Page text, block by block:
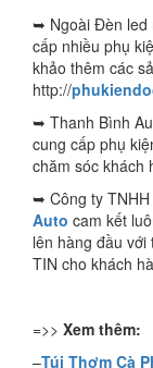
➥ Ngoài Đèn led
cấp nhiều phụ
khảo thêm các
http://
➥ Thanh Bình
cung cấp phụ
chăm sóc khách
➥ Công ty TNHH
Auto cam kết
lên hàng đầu với
TIN cho khách
=>> Xem thêm:
–Túi Thơm Cà